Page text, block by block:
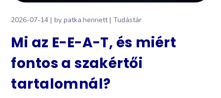
2026-07-14 bypatka.henriett Tudástár
Mi az E-E-A-T, és miért
fontos a szakértői
tartalomnál?